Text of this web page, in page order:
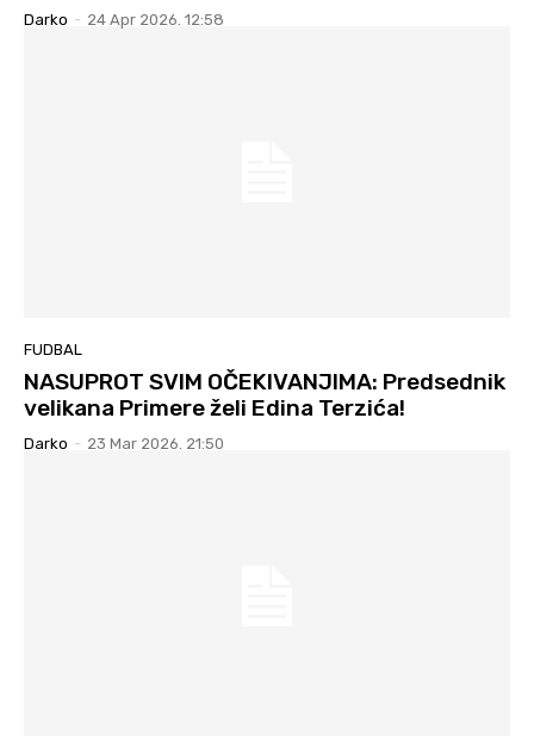
Darko - 24 Apr 2026. 12:58
FUDBAL
NASUPROT SVIM OČEKIVANJIMA: Predsednik
velikana Primere želi Edina Terzića!
Darko - 23 Mar 2026. 21:50